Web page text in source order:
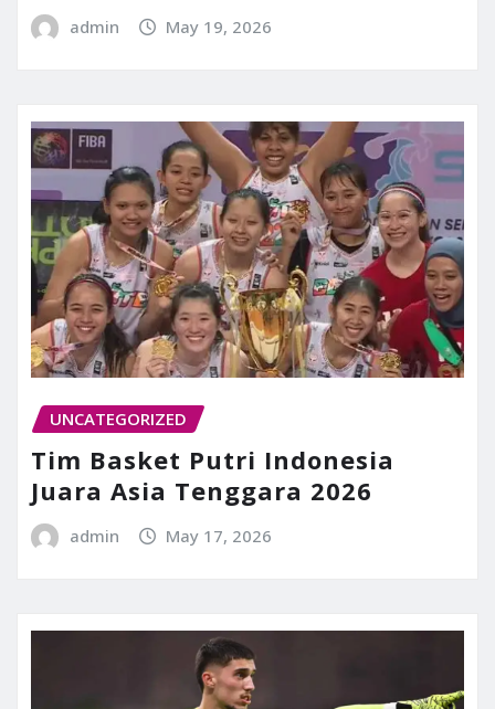
admin May 19, 2026
UNCATEGORIZED
Tim Basket Putri Indonesia
Juara Asia Tenggara 2026
admin May 17, 2026